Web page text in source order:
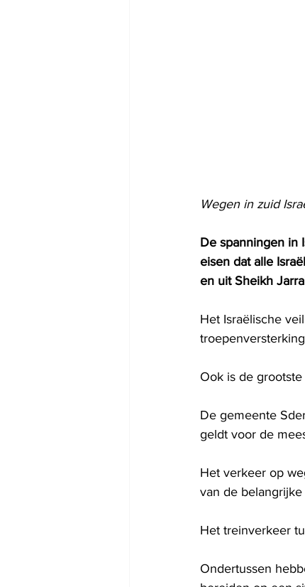
Wegen in zuid
De spanningen in
eisen dat alle
en uit Sheikh
Het Israëlische
Ook is de
De gemeente
geldt voor de
Het verkeer op
van de
Het treinverkeer
Ondertussen